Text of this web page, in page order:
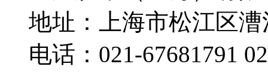
地址：上海市松江区
电话：021-67681791